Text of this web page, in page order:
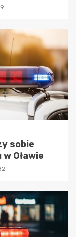
sobie
Oławie